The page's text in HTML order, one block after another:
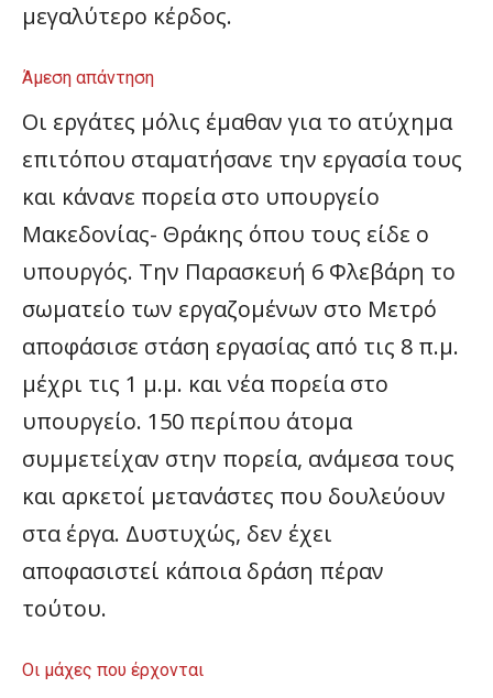
μεγαλύτερο κέρδος.
Άμεση απάντηση
Οι εργάτες μόλις έμαθαν για το ατύχημα
επιτόπου σταματήσανε την εργασία τους
και κάνανε πορεία στο υπουργείο
Μακεδονίας- Θράκης όπου τους είδε ο
υπουργός. Την Παρασκευή 6 Φλεβάρη το
σωματείο των εργαζομένων στο Μετρό
αποφάσισε στάση εργασίας από τις 8 π.μ.
μέχρι τις 1 μ.μ. και νέα πορεία στο
υπουργείο. 150 περίπου άτομα
συμμετείχαν στην πορεία, ανάμεσα τους
και αρκετοί μετανάστες που δουλεύουν
στα έργα. Δυστυχώς, δεν έχει
αποφασιστεί κάποια δράση πέραν
τούτου.
Οι μάχες που έρχονται